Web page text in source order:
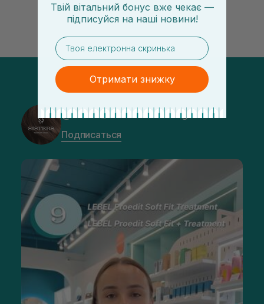
@sisters_stelmakh в Instagram
Подписаться
Твій вітальний бонус вже чекає —
підписуйся на наші новини!
email
Отримати знижку